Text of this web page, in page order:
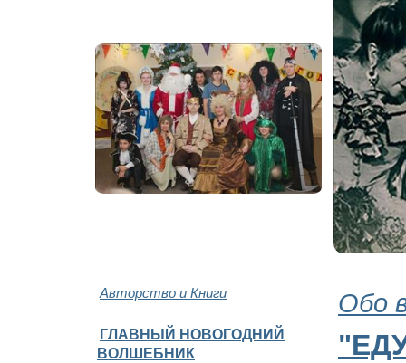
Авторство и Книги Обо
ГЛАВНЫЙ НОВОГОДНИЙ
ВОЛШЕБНИК